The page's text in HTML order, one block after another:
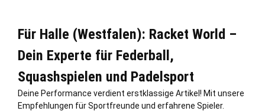
Für Halle (Westfalen): Racket World –
Dein Experte für Federball,
Squashspielen und Padelsport
Deine Performance verdient erstklassige Artikel! Mit unsere
Empfehlungen für Sportfreunde und erfahrene Spieler.